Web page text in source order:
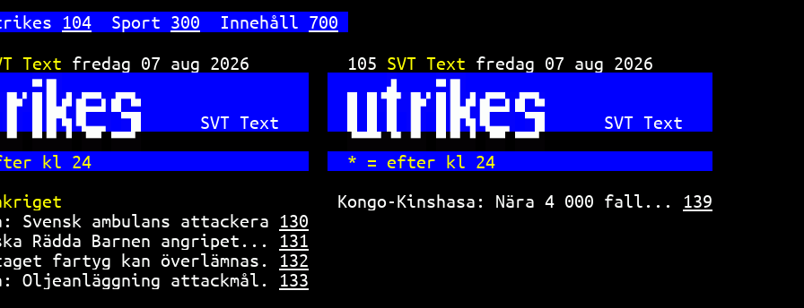
104
  Sport
300
  Innehåll
700
Text fredag 07 aug 2026
SVT Text
efter kl 24
Svensk ambulans attackera 130
Rädda Barnen angripet... 131
fartyg kan överlämnas. 132
Oljeanläggning attackmål. 133
105 SVT Text fredag 07 aug 2026
SVT Text
* = efter kl 24
Kongo-Kinshasa: Nära 4 000 fall... 139